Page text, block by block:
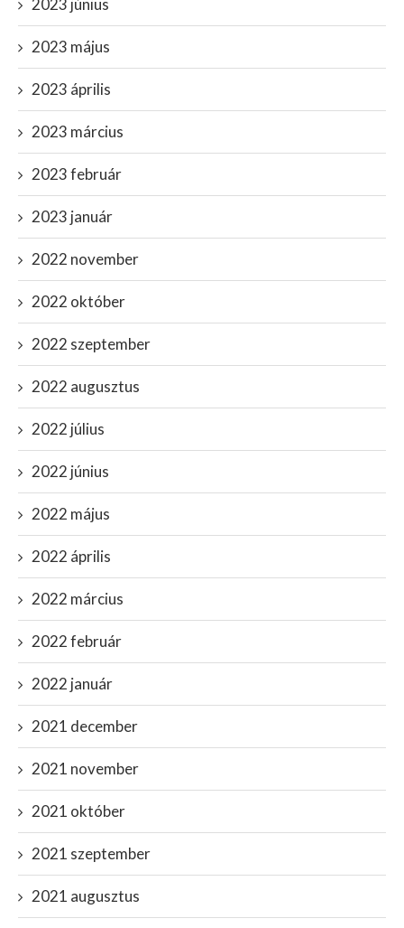
2023 június
2023 május
2023 április
2023 március
2023 február
2023 január
2022 november
2022 október
2022 szeptember
2022 augusztus
2022 július
2022 június
2022 május
2022 április
2022 március
2022 február
2022 január
2021 december
2021 november
2021 október
2021 szeptember
2021 augusztus